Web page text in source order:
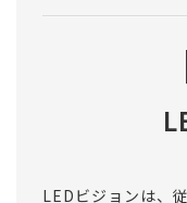
LEDビジョンは、